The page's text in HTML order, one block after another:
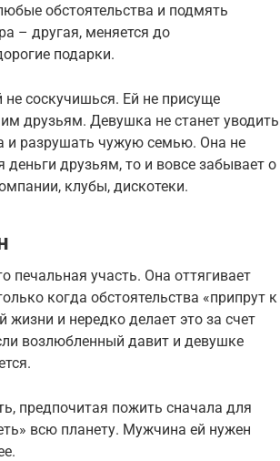
обстоятельства и подмять
– другая, меняется до
подарки.
соскучишься. Ей не присуще
друзьям. Девушка не станет уводить
и разрушать чужую семью. Она не
друзьям, то и вовсе забывает о
клубы, дискотеки.
печальная участь. Она оттягивает
когда обстоятельства «припрут к
и нередко делает это за счет
возлюбленный давит и девушке
предпочитая пожить сначала для
всю планету. Мужчина ей нужен